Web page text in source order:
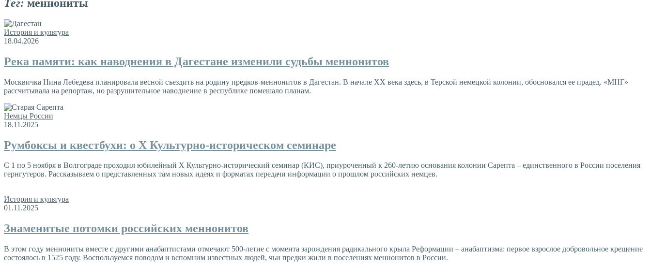
Тег: меннониты
История и культура
18.04.2026
Река памяти: как наводнения в Дагестане изменили судьбы меннонитов
Москвичка Нина Лебедева планировала весной съездить на родину предков-меннонитов в Дагестан. В начале XX века здесь, в Терской немецкой колонии, обосновался ее прадед. «МНГ»
рассчитывала на репортаж, но разрушительное наводнение в республике помешало планам.
Немцы России
18.11.2025
Румбоксы и квестбухи: о X Культурно-историческом семинаре
С 1 по 5 ноября в Волгограде проходил юбилейный Х Культурно-исторический семинар (КИС), приуроченный к 260-летию основания колонии Сарепта – единственного в России поселения
гернгутеров. Рассказываем о представленных там новых идеях и форматах передачи информации о прошлом российских немцев.
История и культура
01.11.2025
Знаменитые потомки российских меннонитов
В этом году меннониты вместе с другими анабаптистами отмечают 500-летие с момента зарождения радикального крыла Реформации – анабаптизма: первое взрослое добровольное крещение
состоялось в 1525 году. Воспользуемся поводом и вспомним известных людей, чьи предки жили в поселениях меннонитов в России.